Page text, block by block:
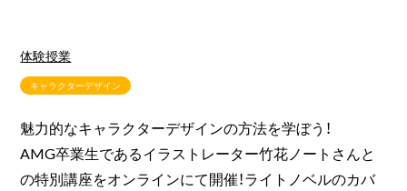
体験授業
キャラクターデザイン
魅力的なキャラクターデザインの方法を学ぼう！
AMG卒業生であるイラストレーター竹花ノートさんと
の特別講座をオンラインにて開催！ライトノベルのカバ